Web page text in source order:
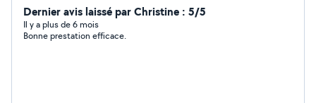
Dernier avis laissé par Christine : 5/5
Il y a plus de 6 mois
Bonne prestation efficace.